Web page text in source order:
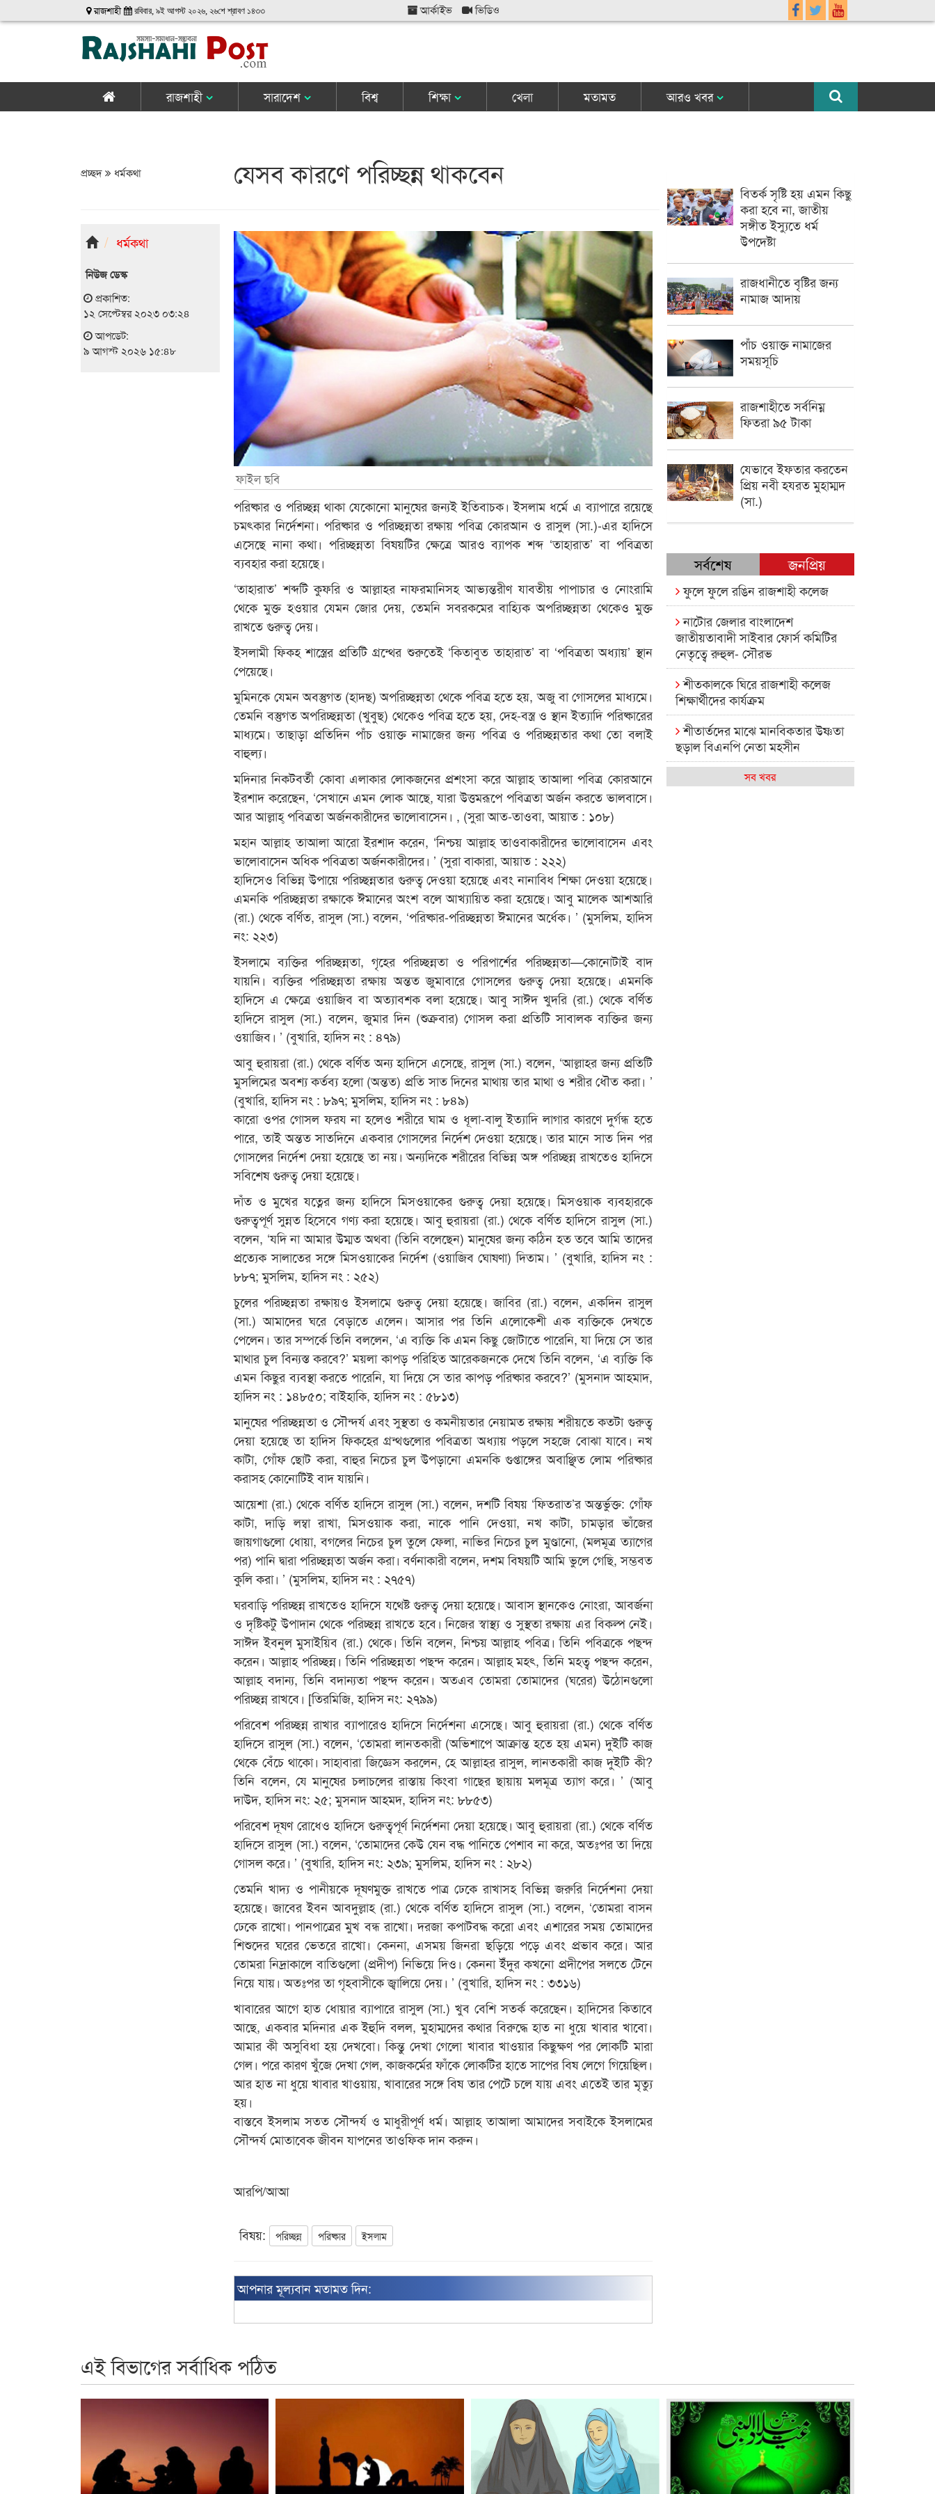
রাজশাহী রবিবার, ৯ই আগস্ট ২০২৬, ২৬শে শ্রাবণ ১৪৩৩ আর্কাইভ ভিডিও
রাজশাহী সারাদেশ বিশ্ব শিক্ষা খেলা মতামত আরও খবর
প্রচ্ছদ ধর্মকথা যেসব কারণে পরিচ্ছন্ন থাকবেন
ধর্মকথা
নিউজ ডেস্ক
প্রকাশিত:
১২ সেপ্টেম্বর ২০২৩ ০৩:২৪
আপডেট:
৯ আগস্ট ২০২৬ ১৫:৪৮
ফাইল ছবি
পরিষ্কার ও পরিচ্ছন্ন থাকা যেকোনো মানুষের জন্যই ইতিবাচক। ইসলাম ধর্মে এ ব্যাপারে রয়েছে
চমৎকার নির্দেশনা। পরিষ্কার ও পরিচ্ছন্নতা রক্ষায় পবিত্র কোরআন ও রাসুল (সা.)-এর হাদিসে
এসেছে নানা কথা। পরিচ্ছন্নতা বিষয়টির ক্ষেত্রে আরও ব্যাপক শব্দ ‘তাহারাত’ বা পবিত্রতা
ব্যবহার করা হয়েছে।
‘তাহারাত’ শব্দটি কুফরি ও আল্লাহর নাফরমানিসহ আভ্যন্তরীণ যাবতীয় পাপাচার ও নোংরামি
থেকে মুক্ত হওয়ার যেমন জোর দেয়, তেমনি সবরকমের বাহ্যিক অপরিচ্ছন্নতা থেকেও মুক্ত
রাখতে গুরুত্ব দেয়।
ইসলামী ফিকহ শাস্ত্রের প্রতিটি গ্রন্থের শুরুতেই ‘কিতাবুত তাহারাত’ বা ‘পবিত্রতা অধ্যায়’ স্থান
পেয়েছে।
মুমিনকে যেমন অবস্তুগত (হাদছ) অপরিচ্ছন্নতা থেকে পবিত্র হতে হয়, অজু বা গোসলের মাধ্যমে।
তেমনি বস্তুগত অপরিচ্ছন্নতা (খুবুছ) থেকেও পবিত্র হতে হয়, দেহ-বস্ত্র ও স্থান ইত্যাদি পরিষ্কারের
মাধ্যমে। তাছাড়া প্রতিদিন পাঁচ ওয়াক্ত নামাজের জন্য পবিত্র ও পরিচ্ছন্নতার কথা তো বলাই
বাহুল্য।
মদিনার নিকটবর্তী কোবা এলাকার লোকজনের প্রশংসা করে আল্লাহ তাআলা পবিত্র কোরআনে
ইরশাদ করেছেন, ‘সেখানে এমন লোক আছে, যারা উত্তমরূপে পবিত্রতা অর্জন করতে ভালবাসে।
আর আল্লাহ্ পবিত্রতা অর্জনকারীদের ভালোবাসেন। , (সুরা আত-তাওবা, আয়াত : ১০৮)
মহান আল্লাহ তাআলা আরো ইরশাদ করেন, ‘নিশ্চয় আল্লাহ তাওবাকারীদের ভালোবাসেন এবং
ভালোবাসেন অধিক পবিত্রতা অর্জনকারীদের। ’ (সুরা বাকারা, আয়াত : ২২২)
হাদিসেও বিভিন্ন উপায়ে পরিচ্ছন্নতার গুরুত্ব দেওয়া হয়েছে এবং নানাবিধ শিক্ষা দেওয়া হয়েছে।
এমনকি পরিচ্ছন্নতা রক্ষাকে ঈমানের অংশ বলে আখ্যায়িত করা হয়েছে। আবু মালেক আশআরি
(রা.) থেকে বর্ণিত, রাসুল (সা.) বলেন, ‘পরিষ্কার-পরিচ্ছন্নতা ঈমানের অর্ধেক। ’ (মুসলিম, হাদিস
নং: ২২৩)
ইসলামে ব্যক্তির পরিচ্ছন্নতা, গৃহের পরিচ্ছন্নতা ও পরিপার্শের পরিচ্ছন্নতা—কোনোটাই বাদ
যায়নি। ব্যক্তির পরিচ্ছন্নতা রক্ষায় অন্তত জুমাবারে গোসলের গুরুত্ব দেয়া হয়েছে। এমনকি
হাদিসে এ ক্ষেত্রে ওয়াজিব বা অত্যাবশক বলা হয়েছে। আবু সাঈদ খুদরি (রা.) থেকে বর্ণিত
হাদিসে রাসুল (সা.) বলেন, জুমার দিন (শুক্রবার) গোসল করা প্রতিটি সাবালক ব্যক্তির জন্য
ওয়াজিব। ’ (বুখারি, হাদিস নং : ৪৭৯)
আবু হুরায়রা (রা.) থেকে বর্ণিত অন্য হাদিসে এসেছে, রাসুল (সা.) বলেন, ‘আল্লাহর জন্য প্রতিটি
মুসলিমের অবশ্য কর্তব্য হলো (অন্তত) প্রতি সাত দিনের মাথায় তার মাথা ও শরীর ধৌত করা। ’
(বুখারি, হাদিস নং : ৮৯৭; মুসলিম, হাদিস নং : ৮৪৯)
কারো ওপর গোসল ফরয না হলেও শরীরে ঘাম ও ধূলা-বালু ইত্যাদি লাগার কারণে দুর্গন্ধ হতে
পারে, তাই অন্তত সাতদিনে একবার গোসলের নির্দেশ দেওয়া হয়েছে। তার মানে সাত দিন পর
গোসলের নির্দেশ দেয়া হয়েছে তা নয়। অন্যদিকে শরীরের বিভিন্ন অঙ্গ পরিচ্ছন্ন রাখতেও হাদিসে
সবিশেষ গুরুত্ব দেয়া হয়েছে।
দাঁত ও মুখের যত্নের জন্য হাদিসে মিসওয়াকের গুরুত্ব দেয়া হয়েছে। মিসওয়াক ব্যবহারকে
গুরুত্বপূর্ণ সুন্নত হিসেবে গণ্য করা হয়েছে। আবু হুরায়রা (রা.) থেকে বর্ণিত হাদিসে রাসুল (সা.)
বলেন, ‘যদি না আমার উম্মত অথবা (তিনি বলেছেন) মানুষের জন্য কঠিন হত তবে আমি তাদের
প্রত্যেক সালাতের সঙ্গে মিসওয়াকের নির্দেশ (ওয়াজিব ঘোষণা) দিতাম। ’ (বুখারি, হাদিস নং :
৮৮৭; মুসলিম, হাদিস নং : ২৫২)
চুলের পরিচ্ছন্নতা রক্ষায়ও ইসলামে গুরুত্ব দেয়া হয়েছে। জাবির (রা.) বলেন, একদিন রাসুল
(সা.) আমাদের ঘরে বেড়াতে এলেন। আসার পর তিনি এলোকেশী এক ব্যক্তিকে দেখতে
পেলেন। তার সম্পর্কে তিনি বললেন, ‘এ ব্যক্তি কি এমন কিছু জোটাতে পারেনি, যা দিয়ে সে তার
মাথার চুল বিন্যস্ত করবে?’ ময়লা কাপড় পরিহিত আরেকজনকে দেখে তিনি বলেন, ‘এ ব্যক্তি কি
এমন কিছুর ব্যবস্থা করতে পারেনি, যা দিয়ে সে তার কাপড় পরিষ্কার করবে?’ (মুসনাদ আহমাদ,
হাদিস নং : ১৪৮৫০; বাইহাকি, হাদিস নং : ৫৮১৩)
মানুষের পরিচ্ছন্নতা ও সৌন্দর্য এবং সুস্থতা ও কমনীয়তার নেয়ামত রক্ষায় শরীয়তে কতটা গুরুত্ব
দেয়া হয়েছে তা হাদিস ফিকহের গ্রন্থগুলোর পবিত্রতা অধ্যায় পড়লে সহজে বোঝা যাবে। নখ
কাটা, গোঁফ ছোট করা, বাহুর নিচের চুল উপড়ানো এমনকি গুপ্তাঙ্গের অবাঞ্ছিত লোম পরিষ্কার
করাসহ কোনোটিই বাদ যায়নি।
আয়েশা (রা.) থেকে বর্ণিত হাদিসে রাসুল (সা.) বলেন, দশটি বিষয় ‘ফিতরাত’র অন্তর্ভুক্ত: গোঁফ
কাটা, দাড়ি লম্বা রাখা, মিসওয়াক করা, নাকে পানি দেওয়া, নখ কাটা, চামড়ার ভাঁজের
জায়গাগুলো ধোয়া, বগলের নিচের চুল তুলে ফেলা, নাভির নিচের চুল মুণ্ডানো, (মলমূত্র ত্যাগের
পর) পানি দ্বারা পরিচ্ছন্নতা অর্জন করা। বর্ণনাকারী বলেন, দশম বিষয়টি আমি ভুলে গেছি, সম্ভবত
কুলি করা। ’ (মুসলিম, হাদিস নং : ২৭৫৭)
ঘরবাড়ি পরিচ্ছন্ন রাখতেও হাদিসে যথেষ্ট গুরুত্ব দেয়া হয়েছে। আবাস স্থানকেও নোংরা, আবর্জনা
ও দৃষ্টিকটু উপাদান থেকে পরিচ্ছন্ন রাখতে হবে। নিজের স্বাস্থ্য ও সুস্থতা রক্ষায় এর বিকল্প নেই।
সাঈদ ইবনুল মুসাইয়িব (রা.) থেকে। তিনি বলেন, নিশ্চয় আল্লাহ পবিত্র। তিনি পবিত্রকে পছন্দ
করেন। আল্লাহ পরিচ্ছন্ন। তিনি পরিচ্ছন্নতা পছন্দ করেন। আল্লাহ মহৎ, তিনি মহত্ব পছন্দ করেন,
আল্লাহ বদান্য, তিনি বদান্যতা পছন্দ করেন। অতএব তোমরা তোমাদের (ঘরের) উঠোনগুলো
পরিচ্ছন্ন রাখবে। [তিরমিজি, হাদিস নং: ২৭৯৯)
পরিবেশ পরিচ্ছন্ন রাখার ব্যাপারেও হাদিসে নির্দেশনা এসেছে। আবু হুরায়রা (রা.) থেকে বর্ণিত
হাদিসে রাসুল (সা.) বলেন, ‘তোমরা লানতকারী (অভিশাপে আক্রান্ত হতে হয় এমন) দুইটি কাজ
থেকে বেঁচে থাকো। সাহাবারা জিজ্ঞেস করলেন, হে আল্লাহর রাসুল, লানতকারী কাজ দুইটি কী?
তিনি বলেন, যে মানুষের চলাচলের রাস্তায় কিংবা গাছের ছায়ায় মলমূত্র ত্যাগ করে। ’ (আবু
দাউদ, হাদিস নং: ২৫; মুসনাদ আহমদ, হাদিস নং: ৮৮৫৩)
পরিবেশ দূষণ রোধেও হাদিসে গুরুত্বপূর্ণ নির্দেশনা দেয়া হয়েছে। আবু হুরায়রা (রা.) থেকে বর্ণিত
হাদিসে রাসুল (সা.) বলেন, ‘তোমাদের কেউ যেন বদ্ধ পানিতে পেশাব না করে, অতঃপর তা দিয়ে
গোসল করে। ’ (বুখারি, হাদিস নং: ২৩৯; মুসলিম, হাদিস নং : ২৮২)
তেমনি খাদ্য ও পানীয়কে দূষণমুক্ত রাখতে পাত্র ঢেকে রাখাসহ বিভিন্ন জরুরি নির্দেশনা দেয়া
হয়েছে। জাবের ইবন আবদুল্লাহ (রা.) থেকে বর্ণিত হাদিসে রাসুল (সা.) বলেন, ‘তোমরা বাসন
ঢেকে রাখো। পানপাত্রের মুখ বন্ধ রাখো। দরজা কপাটবদ্ধ করো এবং এশারের সময় তোমাদের
শিশুদের ঘরের ভেতরে রাখো। কেননা, এসময় জিনরা ছড়িয়ে পড়ে এবং প্রভাব করে। আর
তোমরা নিদ্রাকালে বাতিগুলো (প্রদীপ) নিভিয়ে দিও। কেননা ইঁদুর কখনো প্রদীপের সলতে টেনে
নিয়ে যায়। অতঃপর তা গৃহবাসীকে জ্বালিয়ে দেয়। ’ (বুখারি, হাদিস নং : ৩৩১৬)
খাবারের আগে হাত ধোয়ার ব্যাপারে রাসুল (সা.) খুব বেশি সতর্ক করেছেন। হাদিসের কিতাবে
আছে, একবার মদিনার এক ইহুদি বলল, মুহাম্মদের কথার বিরুদ্ধে হাত না ধুয়ে খাবার খাবো।
আমার কী অসুবিধা হয় দেখবো। কিন্তু দেখা গেলো খাবার খাওয়ার কিছুক্ষণ পর লোকটি মারা
গেল। পরে কারণ খুঁজে দেখা গেল, কাজকর্মের ফাঁকে লোকটির হাতে সাপের বিষ লেগে গিয়েছিল।
আর হাত না ধুয়ে খাবার খাওয়ায়, খাবারের সঙ্গে বিষ তার পেটে চলে যায় এবং এতেই তার মৃত্যু
হয়।
বাস্তবে ইসলাম সতত সৌন্দর্য ও মাধুরীপূর্ণ ধর্ম। আল্লাহ তাআলা আমাদের সবাইকে ইসলামের
সৌন্দর্য মোতাবেক জীবন যাপনের তাওফিক দান করুন।
আরপি/আআ
বিষয়: পরিচ্ছন্ন পরিষ্কার ইসলাম
আপনার মূল্যবান মতামত দিন:
বিতর্ক সৃষ্টি হয় এমন কিছু
করা হবে না, জাতীয়
সঙ্গীত ইস্যুতে ধর্ম
উপদেষ্টা
রাজধানীতে বৃষ্টির জন্য
নামাজ আদায়
পাঁচ ওয়াক্ত নামাজের
সময়সূচি
রাজশাহীতে সর্বনিম্ন
ফিতরা ৯৫ টাকা
যেভাবে ইফতার করতেন
প্রিয় নবী হযরত মুহাম্মদ
(সা.)
সর্বশেষ জনপ্রিয়
ফুলে ফুলে রঙিন রাজশাহী কলেজ
নাটোর জেলার বাংলাদেশ
জাতীয়তাবাদী সাইবার ফোর্স কমিটির
নেতৃত্বে রুহুল- সৌরভ
শীতকালকে ঘিরে রাজশাহী কলেজ
শিক্ষার্থীদের কার্যক্রম
শীতার্তদের মাঝে মানবিকতার উষ্ণতা
ছড়াল বিএনপি নেতা মহসীন
রাজশাহী কলেজের মিষ্টি বিকেল
সব খবর
এই বিভাগের সর্বাধিক পঠিত